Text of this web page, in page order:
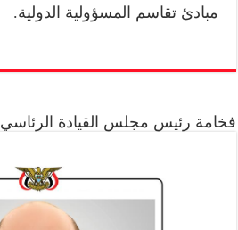
مبادئ تقاسم المسؤولية الدولية.
فخامة رئيس مجلس القيادة الرئاسي